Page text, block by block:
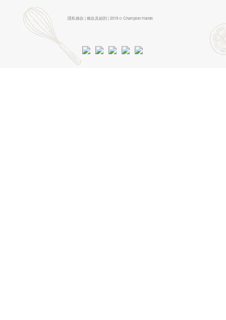
隱私條款 | 條款及細則 | 2019 © Champion Hands